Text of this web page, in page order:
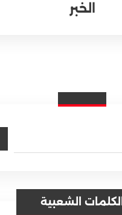
الخبر
الكلمات الشعبية